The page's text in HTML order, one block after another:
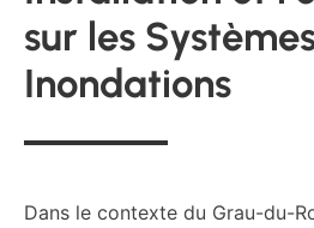
sur les
Inondations
Dans le contexte du Grau-du-